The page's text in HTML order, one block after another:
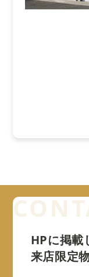
HPに掲載
来店限定